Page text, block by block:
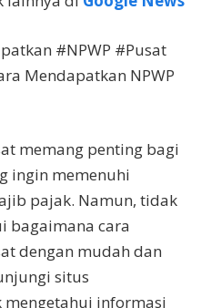
#NPWP #Pusat
Mendapatkan NPWP
memang penting bagi
ingin memenuhi
pajak. Namun, tidak
bagaimana cara
dengan mudah dan
situs
informasi